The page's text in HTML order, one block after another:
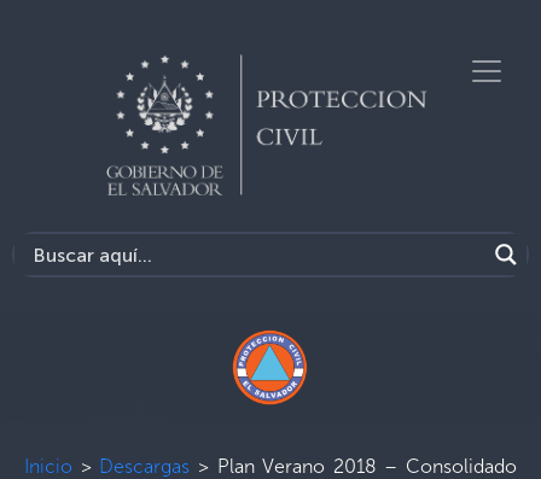
Inicio > Descargas > Plan Verano 2018 – Consolidado